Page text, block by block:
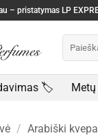
– pristatymas LP
🏷️
/ Arabiški